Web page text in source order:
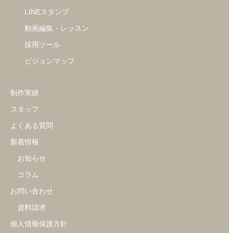
LINEスタンプ
動画編集・レッスン
採用ツール
ビジョンマップ
制作実績
スタッフ
よくある質問
新着情報
お知らせ
コラム
お問い合わせ
資料請求
個人情報保護方針